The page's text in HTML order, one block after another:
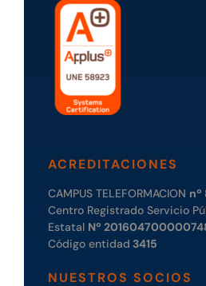
ACREDITACIONES
CAMPUS TELEFORMACION
Centro Registrado Servicio
Estatal Nº
Código entidad 3415
NUESTROS SOCIOS